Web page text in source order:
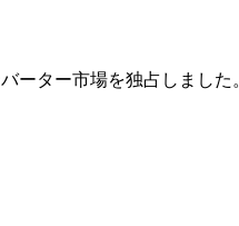
ーター市場を独占しました